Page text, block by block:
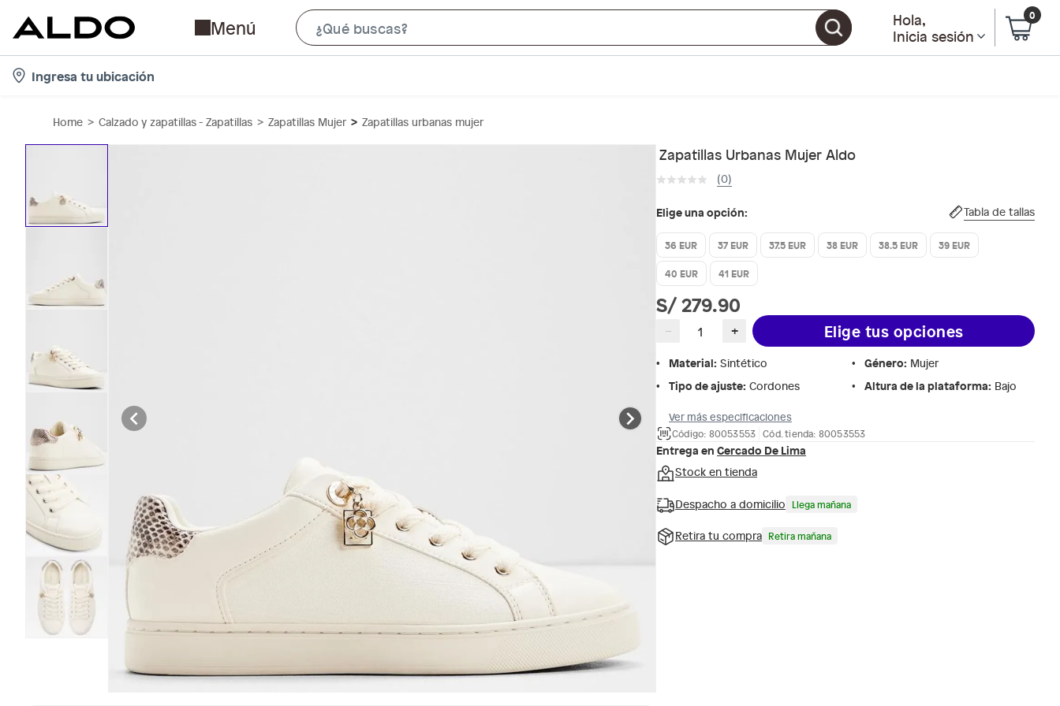
Menú
e
B
Hola,
Inicia sesión
0
Ingresa tu ubicación
Home Calzado y zapatillas - Zapatillas Zapatillas Mujer Zapatillas urbanas mujer
Zapatillas Urbanas Mujer Aldo
(0)
Elige una opción: Tabla de tallas
36 EUR 37 EUR 37.5 EUR 38 EUR 38.5 EUR
39 EUR
40 EUR
41 EUR
S/ 279.90
− + Elige tus opciones
Material: Sintético Género: Mujer
Tipo de ajuste: Cordones Altura de la plataforma: Bajo
Ver más especificaciones
Código: 80053553 Cód. tienda: 80053553
Entrega en Cercado De Lima
Stock en tienda
Despacho a domicilio Llega mañana
Retira tu compra Retira mañana